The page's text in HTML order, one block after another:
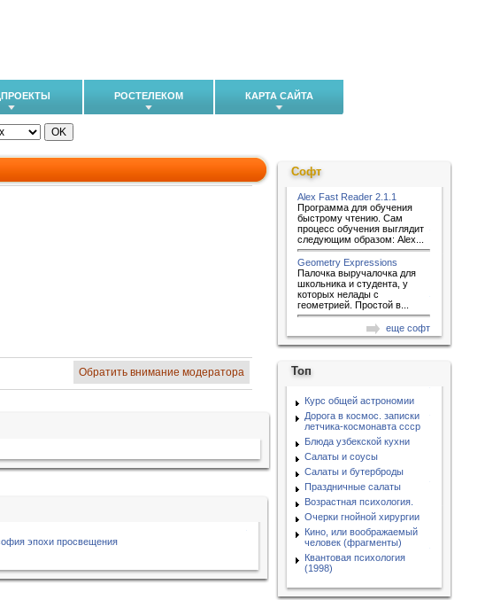
РОСТЕЛЕКОМ КАРТА САЙТА
Обратить внимание модератора
эпохи просвещения
Софт
Alex Fast Reader 2.1.1
Программа для обучения
быстрому чтению. Сам
процесс обучения выглядит
следующим образом: Alex...
Geometry Expressions
Палочка выручалочка для
школьника и студента, у
которых нелады с
геометрией. Простой в...
еще софт
Топ
Курс общей астрономии
Дорога в космос. записки
летчика-космонавта ссср
Блюда узбекской кухни
Салаты и соусы
Салаты и бутерброды
Праздничные салаты
Возрастная психология.
Очерки гнойной хирургии
Кино, или воображаемый
человек (фрагменты)
Квантовая психология
(1998)